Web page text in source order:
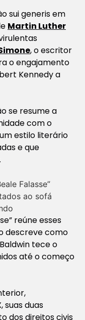
sui generis em
Martin Luther
, o escritor
o engajamento
Kennedy a
se resume a
com o
estilo literário
e que
reúne esses
descreve como
tece o
até o começo
suas duas
dos direitos civis